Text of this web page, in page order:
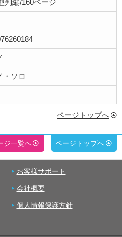
判縦/160ページ
・ソロ
ページトップへ
ジ一覧へ ページトップへ
お客様サポート
会社概要
個人情報保護方針